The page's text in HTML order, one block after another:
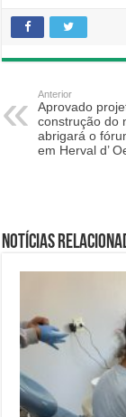
Anterior
Aprovado
construção do
abrigará o
em Herval d’
Notícias